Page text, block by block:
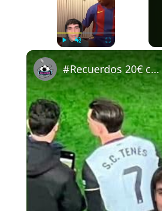
#Recuerdos 20€ código CAMIS20 ig: pausegarrra #futbol #cullera #newnow #etoo